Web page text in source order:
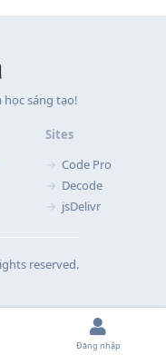
sáng tạo!
Sites
Code Pro
Decode
jsDelivr
reserved.
Đăng nhập